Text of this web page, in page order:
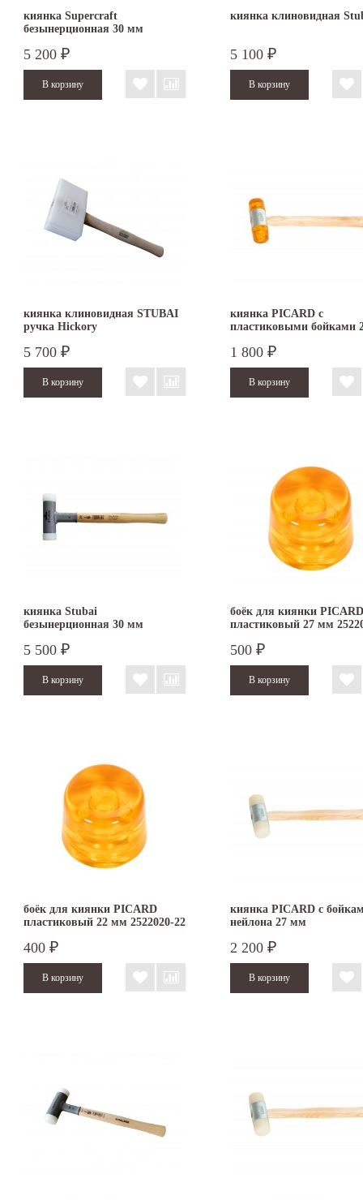
киянка Supercraft
безынерционная 30 мм
5 200 ₽
киянка клиновидная
5 100 ₽
киянка клиновидная STUBAI
ручка Hickory
5 700 ₽
киянка PICARD с
пластиковыми бойками
1 800 ₽
киянка Stubai
безынерционная 30 мм
5 500 ₽
боёк для киянки PICARD
пластиковый 27 мм
500 ₽
боёк для киянки PICARD
пластиковый 22 мм 2522020-22
400 ₽
киянка PICARD с
нейлона 27 мм
2 200 ₽